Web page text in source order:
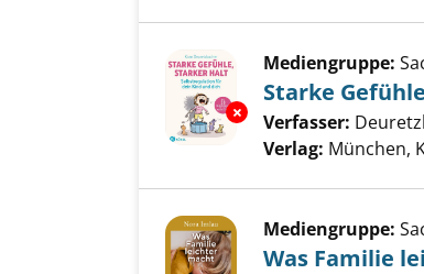
Exemplar-Details von
Mediengruppe:
Starke
Verfasser:
Verlag: München,
Mediengruppe:
Was Familie